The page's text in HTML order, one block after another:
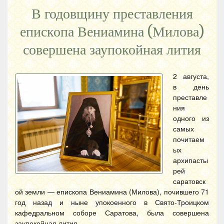
В годовщину преставления
епископа Вениамина (Милова)
совершена заупокойная лития
2 августа,
в день
преставле
ния
одного из
самых
почитаем
ых
архипасты
рей
саратовск
ой земли — епископа Вениамина (Милова), почившего 71
год назад и ныне упокоенного в Свято-Троицком
кафедральном соборе Саратова, была совершена